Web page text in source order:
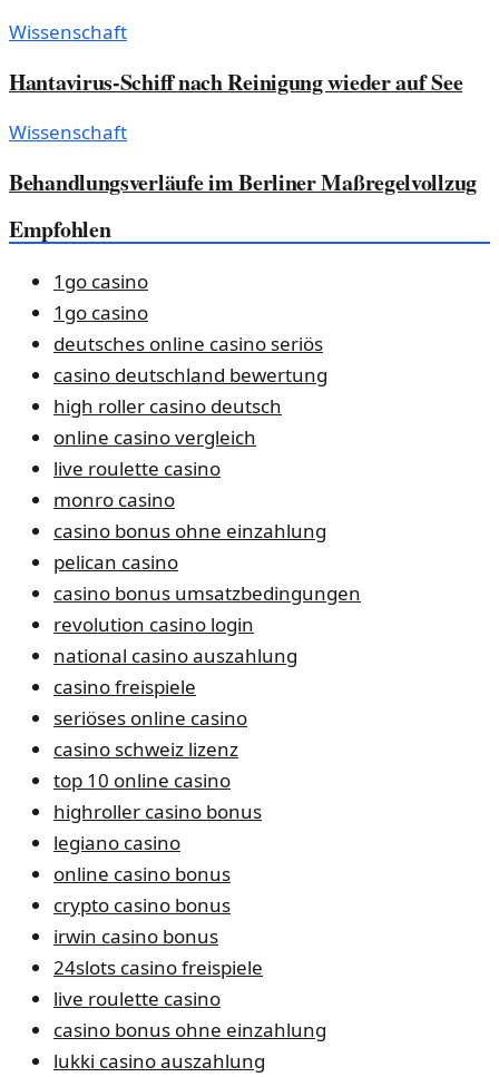
Wissenschaft
Hantavirus-Schiff nach Reinigung wieder auf See
Wissenschaft
Behandlungsverläufe im Berliner Maßregelvollzug
Empfohlen
1go casino
1go casino
deutsches online casino seriös
casino deutschland bewertung
high roller casino deutsch
online casino vergleich
live roulette casino
monro casino
casino bonus ohne einzahlung
pelican casino
casino bonus umsatzbedingungen
revolution casino login
national casino auszahlung
casino freispiele
seriöses online casino
casino schweiz lizenz
top 10 online casino
highroller casino bonus
legiano casino
online casino bonus
crypto casino bonus
irwin casino bonus
24slots casino freispiele
live roulette casino
casino bonus ohne einzahlung
lukki casino auszahlung